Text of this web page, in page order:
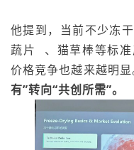
他提到，当前不少冻
蔬片
、猫草棒等标
价格竞争也越来越明显
有”转向“共创所需”。